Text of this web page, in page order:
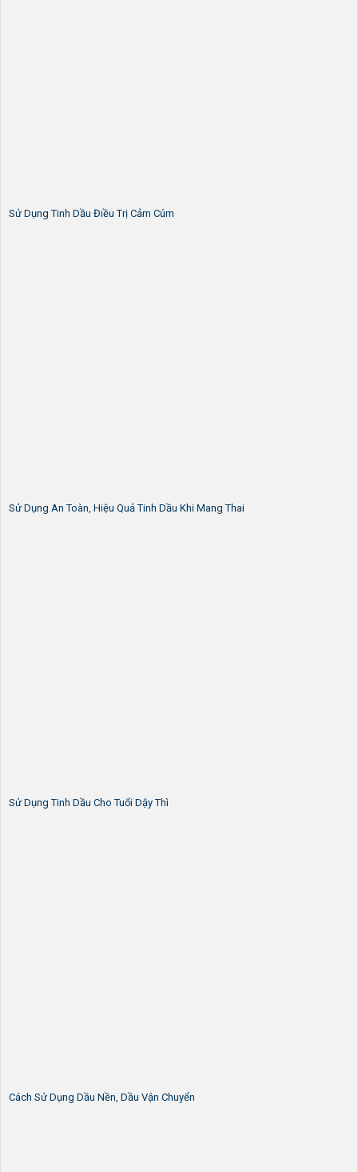
Sử Dụng Tinh Dầu Điều Trị Cảm Cúm
Sử Dụng An Toàn, Hiệu Quả Tinh Dầu Khi Mang Thai
Sử Dụng Tinh Dầu Cho Tuổi Dậy Thì
Cách Sử Dụng Dầu Nền, Dầu Vận Chuyển